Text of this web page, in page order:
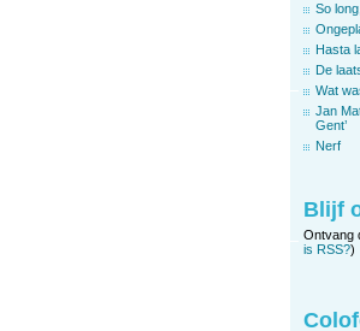
So
Hasta
De
Wat
Jan
Gent’
Nerf
Blijf
Ontvang
is RSS?)